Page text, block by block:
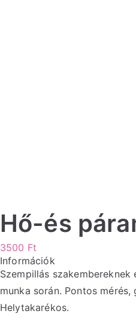
Hő-és
3500 Ft
Információk
Szempillás
munka során. Pontos mérés,
Helytakarékos.